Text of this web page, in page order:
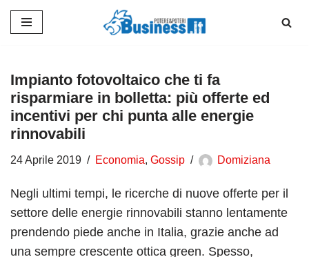
contenuto
Impianto fotovoltaico che ti fa
risparmiare in bolletta: più offerte ed
incentivi per chi punta alle energie
rinnovabili
24 Aprile 2019 Economia, Gossip Domiziana
Negli ultimi tempi, le ricerche di nuove offerte per il
settore delle energie rinnovabili stanno lentamente
prendendo piede anche in Italia, grazie anche ad
una sempre crescente ottica green. Spesso,